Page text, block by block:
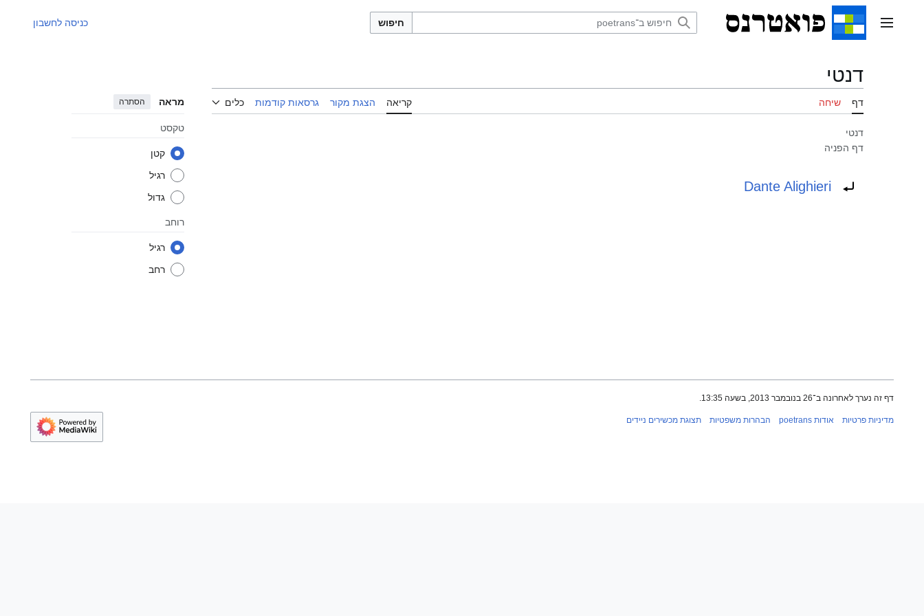
תפריט ראשי חיפוש כניסה לחשבון
דנטי
דף שיחה קריאה הצגת מקור גרסאות קודמות כלים מראה הסתרה
טקסט
קטן
רגיל
גדול
רוחב
רגיל
רחב
דנטי
דף הפניה
Dante Alighieri
דף זה נערך לאחרונה ב־26 בנובמבר 2013, בשעה 13:35.
מדיניות פרטיות אודות poetrans הבהרות משפטיות תצוגת מכשירים ניידים